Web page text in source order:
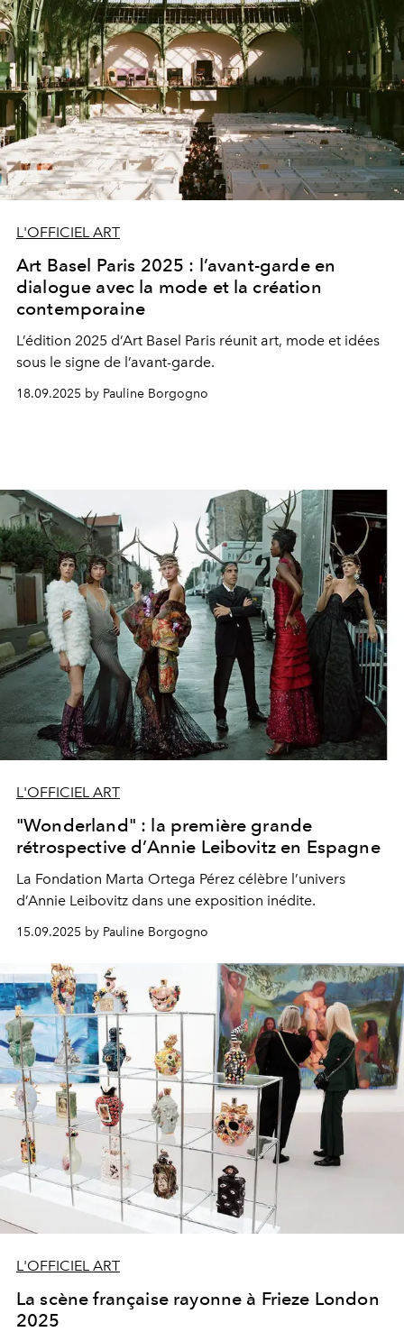
L'OFFICIEL ART
Art Basel Paris 2025 : l’avant-garde en
dialogue avec la mode et la création
contemporaine
L’édition 2025 d’Art Basel Paris réunit art, mode et idées
sous le signe de l’avant-garde.
18.09.2025 by Pauline Borgogno
L'OFFICIEL ART
"Wonderland" : la première grande
rétrospective d’Annie Leibovitz en Espagne
La Fondation Marta Ortega Pérez célèbre l’univers
d’Annie Leibovitz dans une exposition inédite.
15.09.2025 by Pauline Borgogno
L'OFFICIEL ART
La scène française rayonne à Frieze London
2025